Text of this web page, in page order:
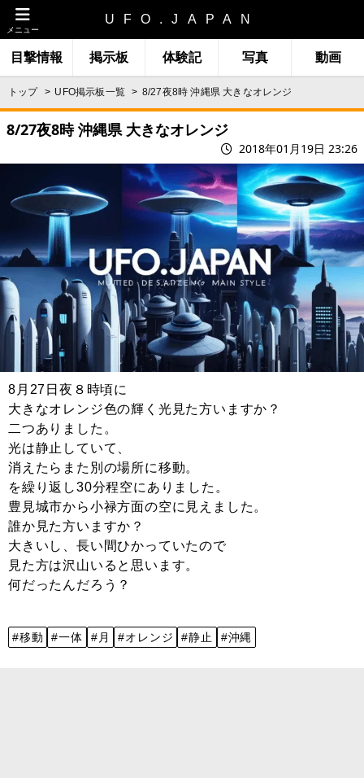
メニュー
UFO.JAPAN
目撃情報 掲示板 体験記 写真 動画
トップ UFO掲示板一覧 8/27夜8時 沖縄県 大きなオレンジ
8/27夜8時 沖縄県 大きなオレンジ
2018年01月19日 23:26
8月27日夜８時頃に
大きなオレンジ色の輝く光見た方いますか？
二つありました。
光は静止していて、
消えたらまた別の場所に移動。
を繰り返し30分程空にありました。
豊見城市から小禄方面の空に見えました。
誰か見た方いますか？
大きいし、長い間ひかっていたので
見た方は沢山いると思います。
何だったんだろう？
#移動 #一体 #月 #オレンジ #静止 #沖縄